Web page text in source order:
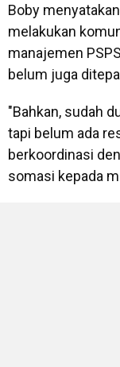
Boby
melakukan
manajemen
belum juga
"Bahkan, sudah
tapi belum ada
berkoordinasi
somasi kepada